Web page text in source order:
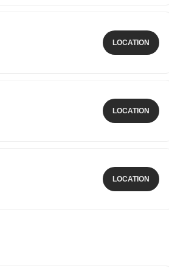
LOCATION
LOCATION
LOCATION